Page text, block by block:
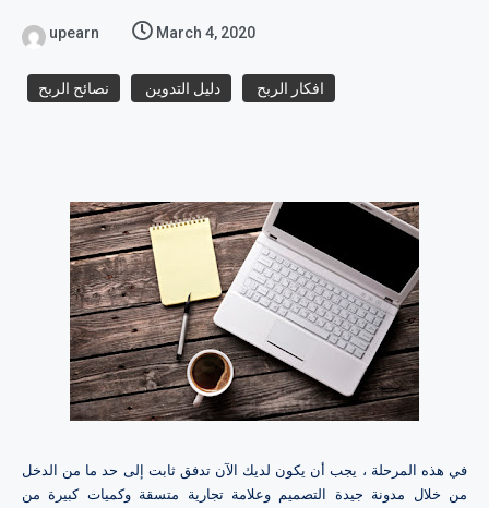
upearn March 4, 2020
افكار الربح دليل التدوين نصائح الربح
في هذه المرحلة ، يجب أن يكون لديك الآن تدفق ثابت إلى حد ما من الدخل
من خلال مدونة جيدة التصميم وعلامة تجارية متسقة وكميات كبيرة من